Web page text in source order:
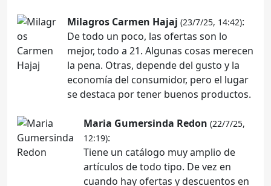
Milagros Carmen Hajaj (23/7/25, 14:42):
De todo un poco, las ofertas son lo
mejor, todo a 21. Algunas cosas merecen
la pena. Otras, depende del gusto y la
economía del consumidor, pero el lugar
se destaca por tener buenos productos.
Maria Gumersinda Redon (22/7/25,
12:19):
Tiene un catálogo muy amplio de
artículos de todo tipo. De vez en
cuando hay ofertas y descuentos en